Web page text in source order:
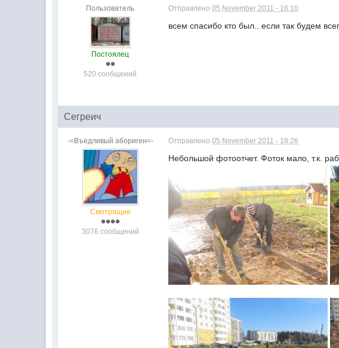
Пользователь
Постоялец
520 сообщений
Отправлено05 November 2011 - 16:10
всем спасибо кто был.. если так будем
Сегреич
-=Въедливый абориген=-
Смотрящие
3076 сообщений
Отправлено05 November 2011 - 18:26
Небольшой фотоотчет. Фоток мало, т.к.